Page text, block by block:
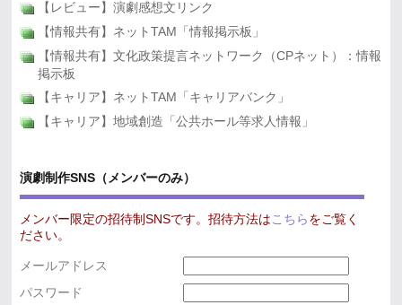
【レビュー】演劇感想文リンク
【情報共有】ネットTAM「情報掲示板」
【情報共有】文化政策提言ネットワーク（CPネット）：情報
掲示板
【キャリア】ネットTAM「キャリアバンク」
【キャリア】地域創造「公共ホール等求人情報」
演劇制作SNS（メンバーのみ）
メンバー限定の招待制SNSです。招待方法は こちら をご覧く
ださい。
メールアドレス
パスワード